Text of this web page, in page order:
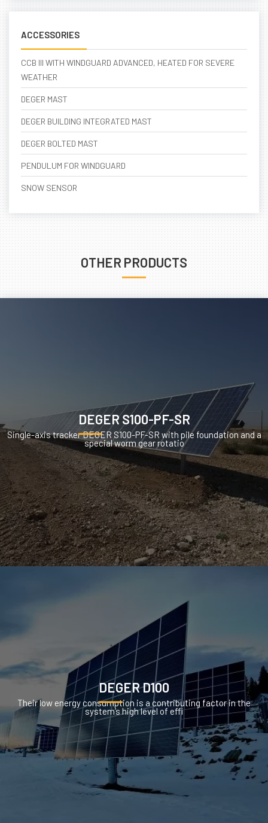
ACCESSORIES
CCB III WITH WINDGUARD ADVANCED, HEATED FOR SEVERE
WEATHER
DEGER MAST
DEGER BUILDING INTEGRATED MAST
DEGER BOLTED MAST
PENDULUM FOR WINDGUARD
SNOW SENSOR
OTHER PRODUCTS
DEGER S100-PF-SR
Single-axis tracker DEGER S100-PF-SR with pile foundation and a
special worm gear rotatio
DEGER D100
Their low energy consumption is a contributing factor in the
system’s high level of effi